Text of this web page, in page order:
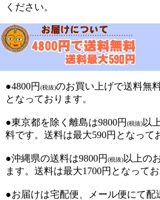
ください。
●4800円 (税抜)のお買い上げで送料無
となっております。
●東京都を除く離島は9800円 (税抜)以
料です。送料は最大590円となって
●沖縄県の送料は9800円 (税抜)以上の
ます。送料は最大1700円となってお
●お届けは宅配便、メール便にて配